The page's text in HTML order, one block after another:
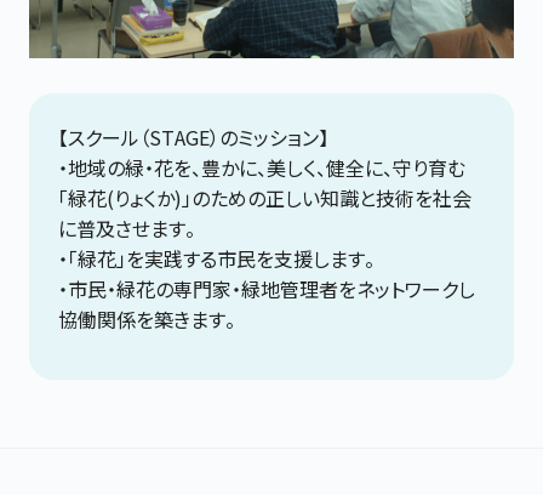
【スクール（STAGE）のミッション】
・地域の緑・花を、豊かに、美しく、健全に、守り育む
「緑花(りょくか)」のための正しい知識と技術を社会
に普及させます。
・「緑花」を実践する市民を支援します。
・市民・緑花の専門家・緑地管理者をネットワークし
協働関係を築きます。